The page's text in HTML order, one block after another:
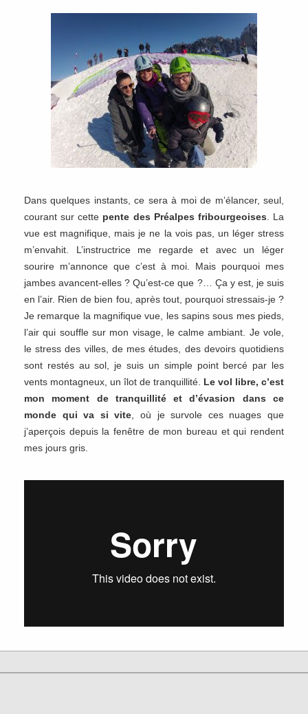
Dans quelques instants, ce sera à moi de m’élancer, seul,
courant sur cette pente des Préalpes fribourgeoises . La
vue est magnifique, mais je ne la vois pas, un léger stress
m’envahit. L’instructrice me regarde et avec un léger
sourire m’annonce que c’est à moi. Mais pourquoi mes
jambes avancent-elles ? Qu’est-ce que ?… Ça y est, je suis
en l’air. Rien de bien fou, après tout, pourquoi stressais-je ?
Je remarque la magnifique vue, les sapins sous mes pieds,
l’air qui souffle sur mon visage, le calme ambiant. Je vole,
le stress des villes, de mes études, des devoirs quotidiens
sont restés au sol, je suis un simple point bercé par les
vents montagneux, un îlot de tranquillité. Le vol libre, c’est
mon moment de tranquillité et d’évasion dans ce
monde qui va si vite , où je survole ces nuages que
j’aperçois depuis la fenêtre de mon bureau et qui rendent
mes jours gris.